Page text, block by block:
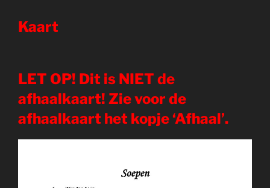
Kaart
LET OP! Dit is NIET de
afhaalkaart! Zie voor de
afhaalkaart het kopje ‘Afhaal’.